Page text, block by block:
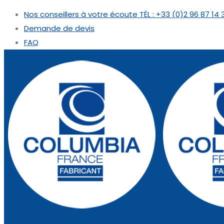
Nos conseillers à votre écoute TÉL : +33 (0)2 96 87 14
Demande de devis
FAQ